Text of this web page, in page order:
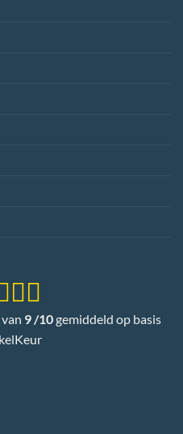
9 /10gemiddeld op basis